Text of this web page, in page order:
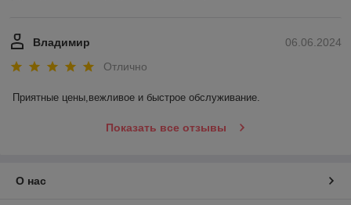
06.06.2024
Владимир
Отлично
Приятные цены,вежливое и быстрое обслуживание.
Показать все отзывы
О нас